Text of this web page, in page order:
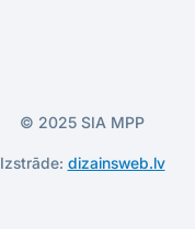
© 2025 SIA MPP
Izstrāde: dizainsweb.lv